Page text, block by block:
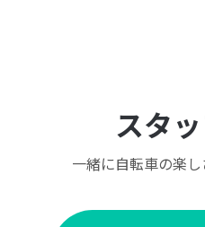
スタ
一緒に自転車の楽